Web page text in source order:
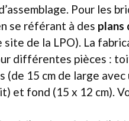
Pour les
se référant à des plans
site de la LPO). La
différentes pièces :
(de 15 cm de large
et fond (15 x 12 cm).